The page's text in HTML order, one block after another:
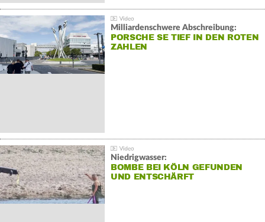
Milliardenschwere Abschreibung:
PORSCHE SE TIEF IN DEN ROTEN
ZAHLEN
Niedrigwasser:
BOMBE BEI KÖLN GEFUNDEN
UND ENTSCHÄRFT